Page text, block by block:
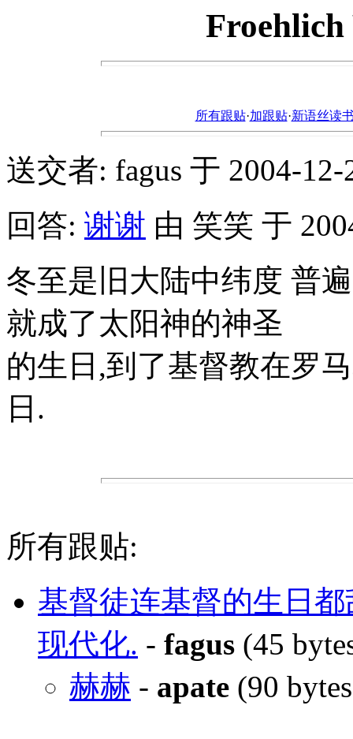
所有跟贴·加跟贴·新语丝读
送交者: fagus 于 2004-12-
回答: 谢谢 由 笑笑 于
冬至是旧大陆中纬度 普
就成了太阳神的神圣
的生日,到了基督教在罗
日.
所有跟贴:
基督徒连基督的生日
现代化. - fagus (45
赫赫 - apate (90